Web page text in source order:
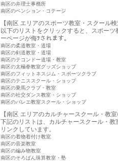
南区の弁理士事務所
南区のペンション・コテージ
【南区 エリアのスポーツ教室・スクール
以下のリストをクリックすると、スポー
ーページが侮ｦされます。
南区の柔道教室・道場
南区の剣道教室・道場
南区のテコンドー道場・教室
南区の太極拳教室グッズショップ
南区のフィットネスジム・スポーツクラブ
南区のテニススクール・ショップ
南区の乗馬クラブ・教室
南区の社交ダンス教室・ショップ
南区のバレエ教室スクール・ショップ
【南区 エリアのカルチャースクール・教
下記のリストは、カルチャースクール・
リンクしています。
南区の着物着付け教室
南区の音楽教室
南区の編み物教室
南区のそろばん珠算教室・塾